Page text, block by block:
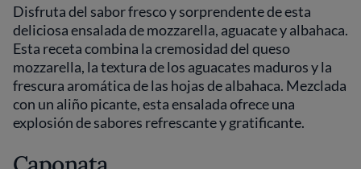
Disfruta del sabor fresco y sorprendente de esta
deliciosa ensalada de mozzarella, aguacate y albahaca.
Esta receta combina la cremosidad del queso
mozzarella, la textura de los aguacates maduros y la
frescura aromática de las hojas de albahaca. Mezclada
con un aliño picante, esta ensalada ofrece una
explosión de sabores refrescante y gratificante.